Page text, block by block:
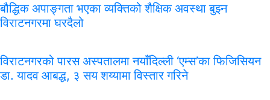
बौद्धिक अपाङ्गता भएका व्यक्तिको शैक्षिक अवस्था बुझ्न
विराटनगरमा घरदैलो
विराटनगरको पारस अस्पतालमा नयाँदिल्ली ‘एम्स’का फिजिसियन
डा. यादव आबद्ध, ३ सय शय्यामा विस्तार गरिने